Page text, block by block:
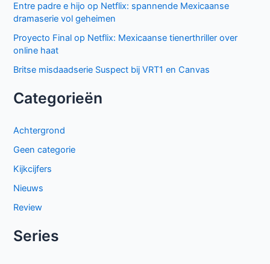
Entre padre e hijo op Netflix: spannende Mexicaanse
dramaserie vol geheimen
Proyecto Final op Netflix: Mexicaanse tienerthriller over
online haat
Britse misdaadserie Suspect bij VRT1 en Canvas
Categorieën
Achtergrond
Geen categorie
Kijkcijfers
Nieuws
Review
Series